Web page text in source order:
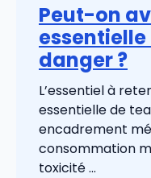
Peut-on
danger ?
L’essentiel à
essentielle de
encadrement
consommation
toxicité ...